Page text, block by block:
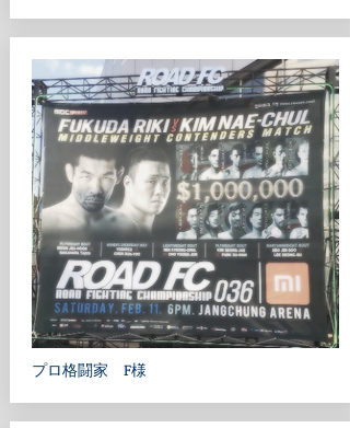
プロ格闘家 F様